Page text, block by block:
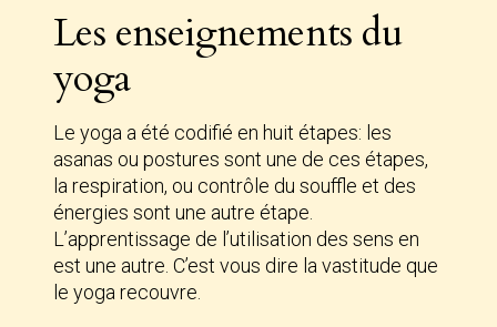
Les enseignements du
yoga
Le yoga a été codifié en huit étapes: les
asanas ou postures sont une de ces étapes,
la respiration, ou contrôle du souffle et des
énergies sont une autre étape.
L’apprentissage de l’utilisation des sens en
est une autre. C’est vous dire la vastitude que
le yoga recouvre.